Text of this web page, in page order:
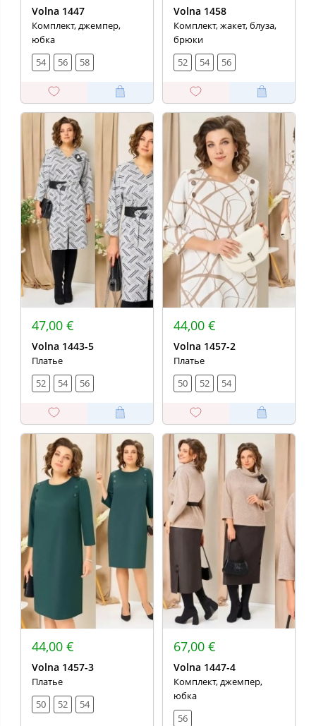
Volna 1447
Комплект, джемпер,
юбка
54
56 58
Volna 1458
Комплект, жакет, блуза,
брюки
52
54 56
47,00 €
Volna 1443-5
Платье
52
54 56
44,00 €
Volna 1457-2
Платье
50
52 54
44,00 €
Volna 1457-3
Платье
50
52 54
67,00 €
Volna 1447-4
Комплект, джемпер,
юбка
56